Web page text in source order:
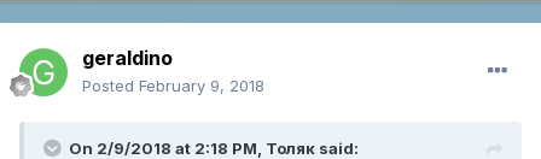
geraldino
Posted February 9, 2018
On 2/9/2018 at 2:18 PM, Толяк said: